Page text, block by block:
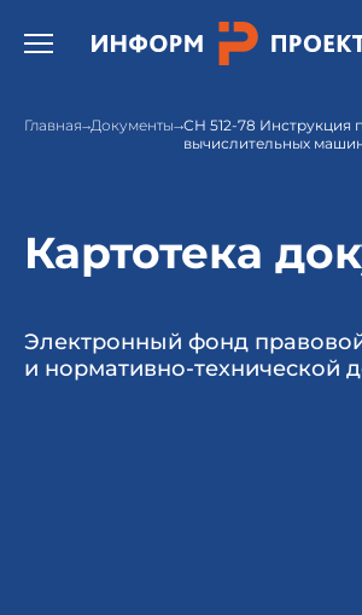
Открыть бургер меню.
Главная Документы СН 512-78 Инструкция
вычислительных
Картотека
Электронный фонд
и нормативно-технической